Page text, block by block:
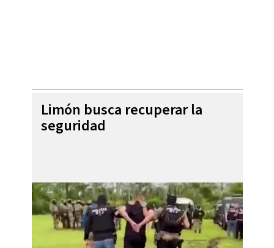
Limón busca recuperar la
seguridad